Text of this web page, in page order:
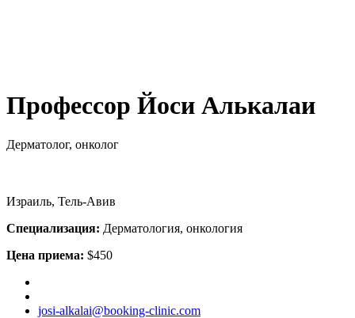
Профессор Йоси Алькалаи
Дерматолог, онколог
Израиль, Тель-Авив
Специализация: Дерматология, онкология
Цена приема: $450
josi-alkalai@booking-clinic.com